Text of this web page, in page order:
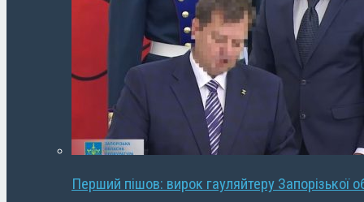
Перший пішов: вирок гауляйтеру Запорізької